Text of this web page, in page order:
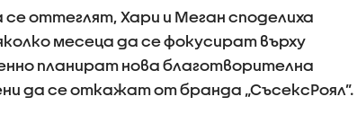
оттеглят, Хари и Меган споделиха
месеца да се фокусират върху
планират нова благотворителна
да се откажат от бранда „СъсексРоял”.